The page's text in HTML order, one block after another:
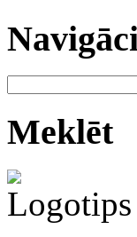
Meklēt